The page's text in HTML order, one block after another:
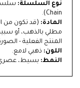
نوع السلسلة:
Chain).
المادة: (قد تكون من
مطلي بالذهب، أو
المنتج الفعلية -
اللون: ذهبي لامع.
النمط: بسيط،